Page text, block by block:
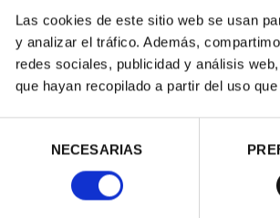
Las cookies de este sitio web se usan
y analizar el tráfico. Además,
redes sociales, publicidad y análisis
que hayan recopilado a partir del uso
consentimiento
NECESARIAS
CIUDADES